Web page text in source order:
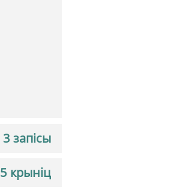
3 запісы
5 крыніц